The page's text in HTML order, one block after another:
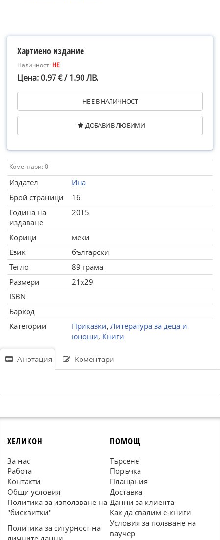
Хартиено издание
Наличност: НЕ
Цена: 0.97 € / 1.90 ЛВ.
НЕ Е В НАЛИЧНОСТ
ДОБАВИ В ЛЮБИМИ
Коментари: 0
Издател
Ина
Брой страници
16
Година на
издаване
2015
Корици
меки
Език
български
Тегло
89 грама
Размери
21x29
ISBN
Баркод
Категории
Приказки, Литература за деца и
юноши, Книги
Анотация Коментари
ХЕЛИКОН
За нас
Работа
Контакти
Общи условия
Политика за използване на
"бисквитки"
Политика за сигурност на
личните данни
ПОМОЩ
Търсене
Поръчка
Плащания
Доставка
Данни за клиента
Как да свалим е-книги
Условия за ползване на
ваучер